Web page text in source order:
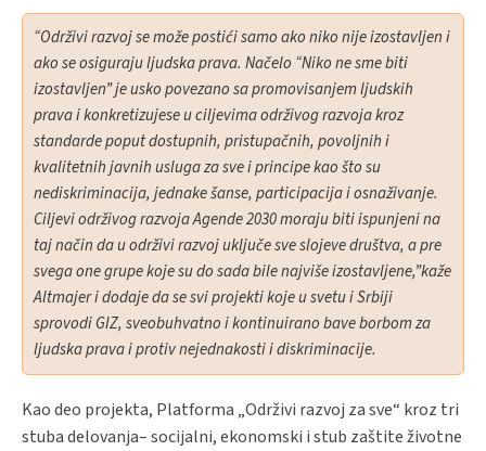
“Održivi razvoj se može postići samo ako niko nije izostavljen i
ako se osiguraju ljudska prava. Načelo “Niko ne sme biti
izostavljen” je usko povezano sa promovisanjem ljudskih
prava i konkretizujese u ciljevima održivog razvoja kroz
standarde poput dostupnih, pristupačnih, povoljnih i
kvalitetnih javnih usluga za sve i principe kao što su
nediskriminacija, jednake šanse, participacija i osnaživanje.
Ciljevi održivog razvoja Agende 2030 moraju biti ispunjeni na
taj način da u održivi razvoj uključe sve slojeve društva, a pre
svega one grupe koje su do sada bile najviše izostavljene,”kaže
Altmajer i dodaje da se svi projekti koje u svetu i Srbiji
sprovodi GIZ, sveobuhvatno i kontinuirano bave borbom za
ljudska prava i protiv nejednakosti i diskriminacije.
Kao deo projekta, Platforma „Održivi razvoj za sve“ kroz tri
stuba delovanja– socijalni, ekonomski i stub zaštite životne